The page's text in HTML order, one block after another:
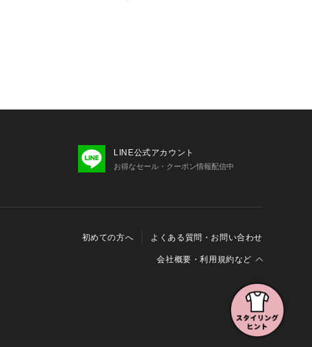
LINE公式アカウント
お得なセール・クーポン情報配信中
初めての方へ よくある質問・お問い合わせ
会社概要・利用規約など
特定商取引に関する法律に基づく表示
Cookieおよびアクセスログについて
三井不動産グループ ソーシャルメディアガイドライン